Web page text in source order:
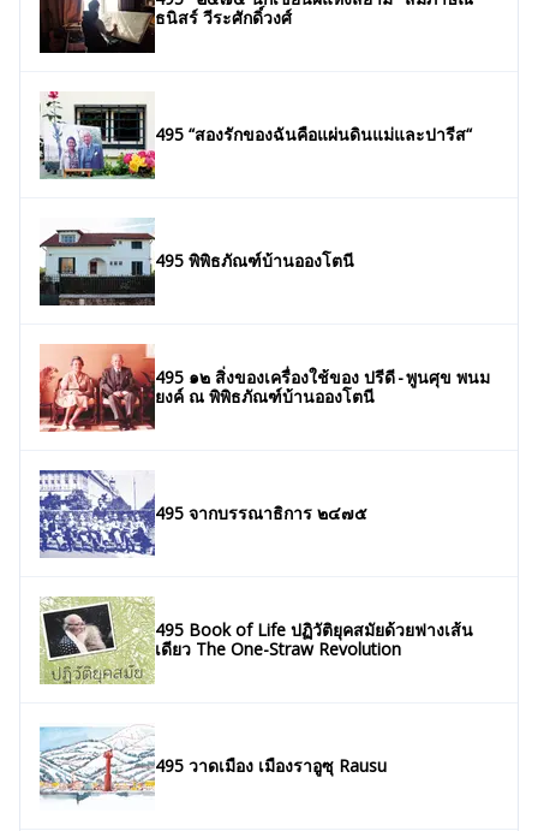
ธนิสร์ วีระศักดิ์วงศ์
495 “สองรักของฉันคือแผ่นดินแม่และปารีส“
495 พิพิธภัณฑ์บ้านอองโตนี
495 ๑๒ สิ่งของเครื่องใช้ของ ปรีดี - พูนศุข พนม
ยงค์ ณ พิพิธภัณฑ์บ้านอองโตนี
495 จากบรรณาธิการ ๒๔๗๕
495 Book of Life ปฏิวัติยุคสมัยด้วยฟางเส้น
เดียว The One-Straw Revolution
495 วาดเมือง เมืองราอูซุ Rausu